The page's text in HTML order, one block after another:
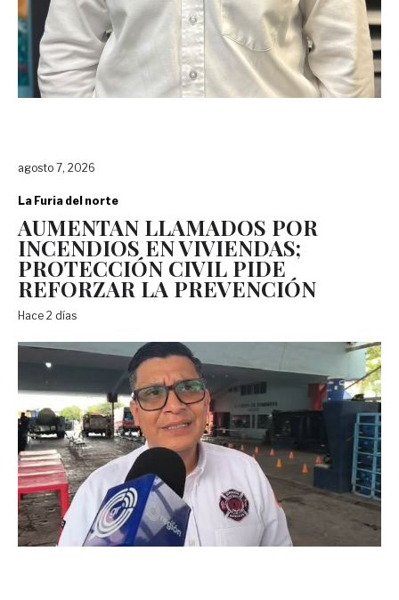
agosto 7, 2026
La Furia del norte
AUMENTAN LLAMADOS POR
INCENDIOS EN VIVIENDAS;
PROTECCIÓN CIVIL PIDE
REFORZAR LA PREVENCIÓN
Hace 2 días